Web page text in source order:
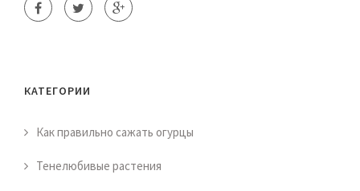
КАТЕГОРИИ
Как правильно сажать огурцы
Тенелюбивые растения